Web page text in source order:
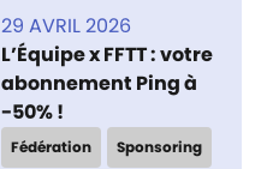
29 AVRIL 2026
L’Équipe x FFTT : votre
abonnement Ping à
-50% !
Fédération Sponsoring